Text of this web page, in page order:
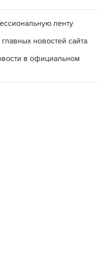
ленту
новостей сайта
в официальном